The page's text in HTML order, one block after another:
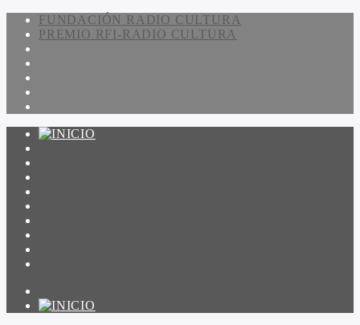
FUNDACIÓN RADIO CULTURA
PREMIO RFI-RADIO CULTURA